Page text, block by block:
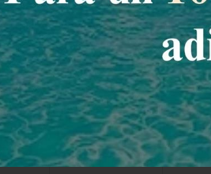
836,36
602,
Total